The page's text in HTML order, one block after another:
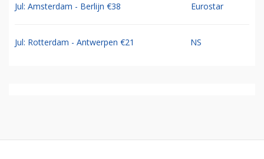
Jul: Amsterdam - Berlijn €38 Eurostar
Jul: Rotterdam - Antwerpen €21 NS